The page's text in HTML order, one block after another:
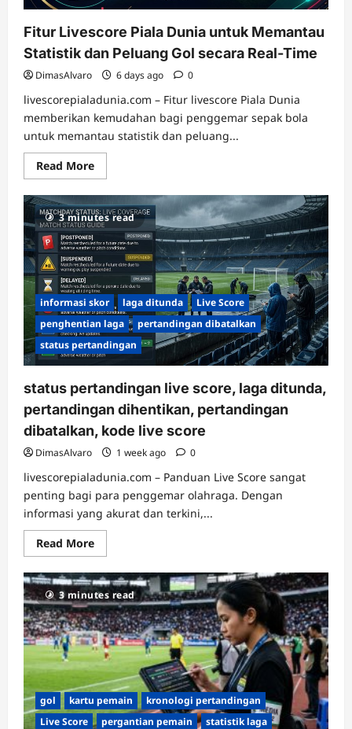
Fitur Livescore Piala Dunia untuk Memantau
Statistik dan Peluang Gol secara Real-Time
DimasAlvaro 6 days ago 0
livescorepialadunia.com – Fitur livescore Piala Dunia
memberikan kemudahan bagi penggemar sepak bola
untuk memantau statistik dan peluang...
Read MoreRead
more
Fitur
Livescore
Piala
Dunia
untuk
Memantau
Statistik
dan
Peluang
Gol
secara
Real-
Time
3 minutes read
informasi skor laga ditunda
Live Score
penghentian laga
pertandingan dibatalkan
status pertandingan
status pertandingan live score, laga ditunda,
pertandingan dihentikan, pertandingan
dibatalkan, kode live score
DimasAlvaro 1 week ago 0
livescorepialadunia.com – Panduan Live Score sangat
penting bagi para penggemar olahraga. Dengan
informasi yang akurat dan terkini,...
Read MoreRead
more
status
pertandingan
live
score,
laga
ditunda,
pertandingan
dihentikan,
pertandingan
dibatalkan,
kode
live
score
3 minutes read
gol kartu pemain
kronologi pertandingan
Live Score
pergantian pemain statistik laga